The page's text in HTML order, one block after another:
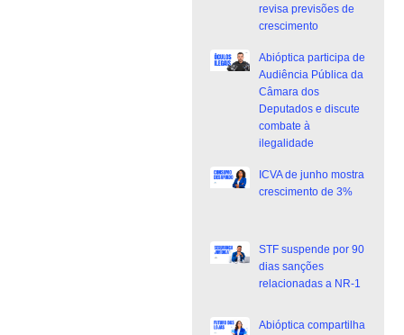
revisa previsões de
crescimento
Abióptica participa de
Audiência Pública da
Câmara dos
Deputados e discute
combate à
ilegalidade
ICVA de junho mostra
crescimento de 3%
STF suspende por 90
dias sanções
relacionadas a NR-1
Abióptica compartilha